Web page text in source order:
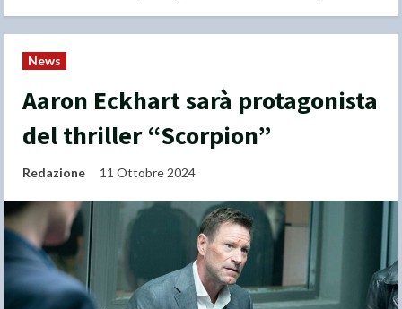
News
Aaron Eckhart sarà protagonista
del thriller “Scorpion”
Redazione 11 Ottobre 2024